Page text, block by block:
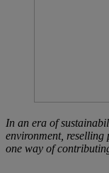
In an era of
environment, reselling
one way of